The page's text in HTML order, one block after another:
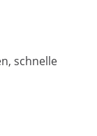
schnelle